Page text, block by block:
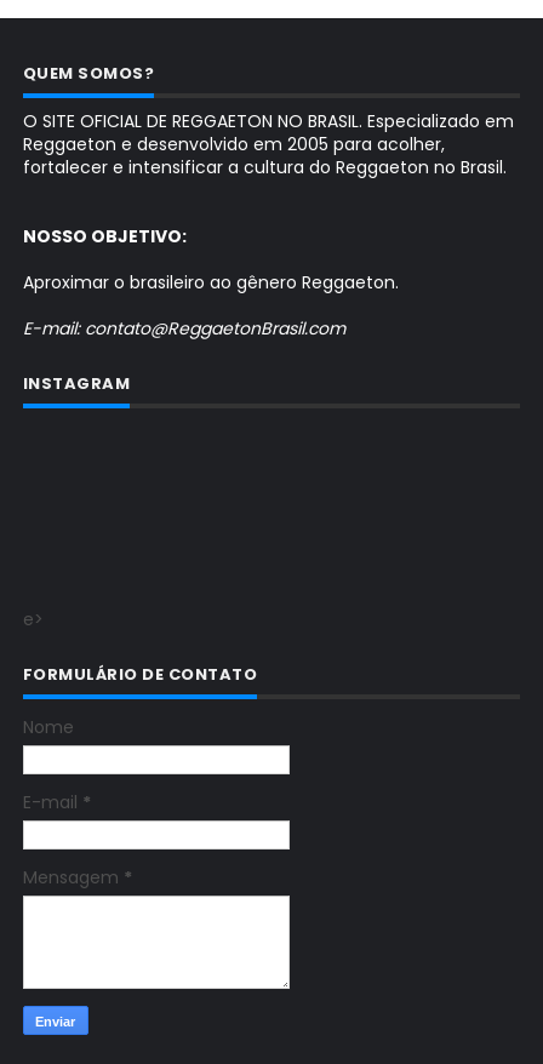
QUEM SOMOS?
O SITE OFICIAL DE REGGAETON NO BRASIL. Especializado em
Reggaeton e desenvolvido em 2005 para acolher,
fortalecer e intensificar a cultura do Reggaeton no Brasil.
NOSSO OBJETIVO:
Aproximar o brasileiro ao gênero Reggaeton.
E-mail: contato@ReggaetonBrasil.com
INSTAGRAM
e>
FORMULÁRIO DE CONTATO
Nome
E-mail *
Mensagem *